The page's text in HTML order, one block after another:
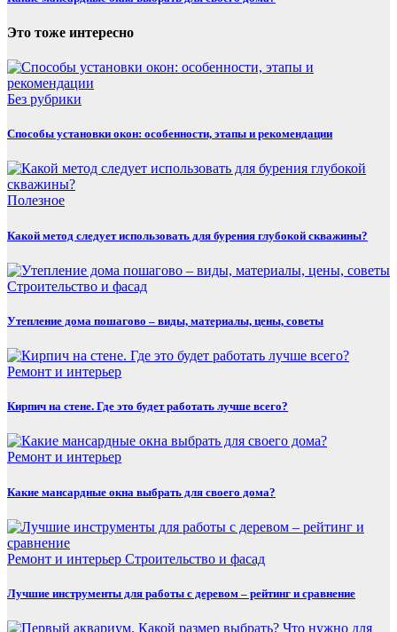
Это тоже интересно
Без рубрики
Способы установки окон: особенности, этапы и рекомендации
Полезнoe
Какой метод следует использовать для бурения глубокой скважины?
Строительство и фасад
Утепление дома пошагово – виды, материалы, цены, советы
Ремонт и интерьер
Кирпич на стене. Где это будет работать лучше всего?
Ремонт и интерьер
Какие мансардные окна выбрать для своего дома?
Ремонт и интерьер Строительство и фасад
Лучшие инструменты для работы с деревом – рейтинг и сравнение